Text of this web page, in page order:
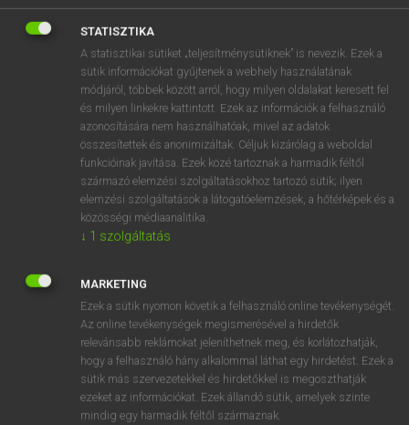
OOOOPS!
SZOTAR.NET APPLIKÁCIÓ
MICROSOFT OFFICE BŐVÍTMÉNY
BEÉPÜLŐ SZÓTÁRMODUL
STATISZTIKA
A statisztikai sütiket „teljesítménysütiknek” is nevezik. Ezek a
sütik információkat gyűjtenek a webhely használatának
módjáról, többek között arról, hogy milyen oldalakat keresett fel
és milyen linkekre kattintott. Ezek az információk a felhasználó
azonosítására nem használhatóak, mivel az adatok
összesítettek és anonimizáltak. Céljuk kizárólag a weboldal
funkcióinak javítása. Ezek közé tartoznak a harmadik féltől
származó elemzési szolgáltatásokhoz tartozó sütik; ilyen
elemzési szolgáltatások a látogatóelemzések, a hőtérképek és a
közösségi médiaanalitika.
↓ 1 szolgáltatás
MARKETING
Ezek a sütik nyomon követik a felhasználó online tevékenységét.
Az online tevékenységek megismerésével a hirdetők
relevánsabb reklámokat jeleníthetnek meg, és korlátozhatják,
hogy a felhasználó hány alkalommal láthat egy hirdetést. Ezek a
sütik más szervezetekkel és hirdetőkkel is megoszthatják
ezeket az információkat. Ezek állandó sütik, amelyek szinte
mindig egy harmadik féltől származnak.